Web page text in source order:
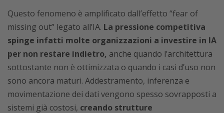
Questo fenomeno è amplificato dall’effetto “fear of
missing out” legato all’IA. La pressione competitiva
spinge infatti molte organizzazioni a investire in IA
per non restare indietro, anche quando l’architettura
sottostante non è ottimizzata o quando i casi d’uso non
sono ancora maturi. Addestramento, inferenza e
movimentazione dei dati vengono spesso sovrapposti a
sistemi già costosi, creando strutture